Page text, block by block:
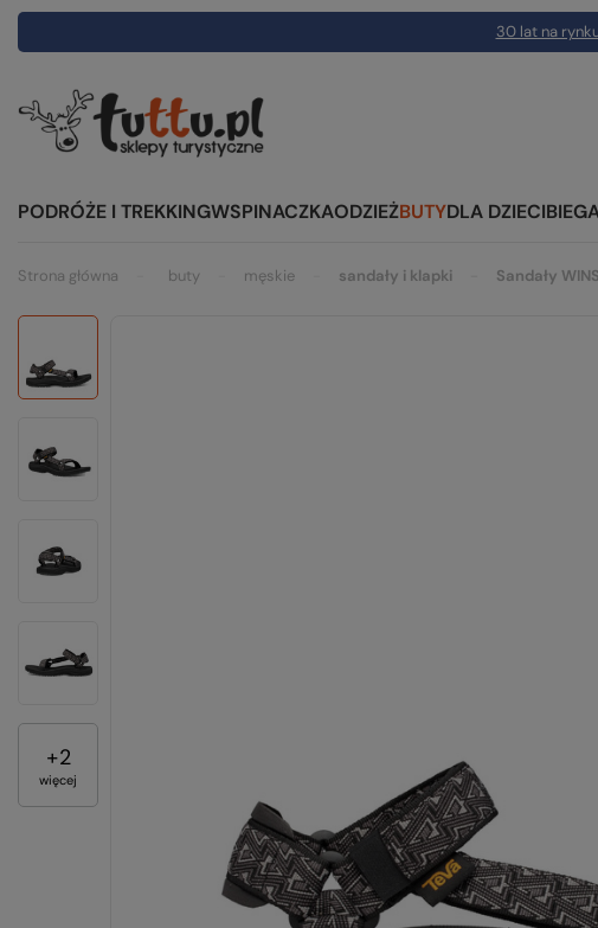
30 lat na
PODRÓŻE I TREKKINGWSPINACZKAODZIEŻBUTYDLA DZIECI
Strona główna buty męskie sandały i klapki Sandały
+2
więcej